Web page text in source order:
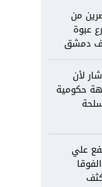
من
عبوة
دمشق
لأن
حكومية
علي